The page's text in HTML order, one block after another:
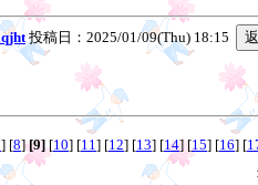
投稿日：2025/01/09(Thu) 18:15
] [8][9] [10] [11 ] [12] [13] [14] [15] [16] [